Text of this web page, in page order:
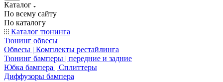
Каталог
По всему сайту
По каталогу
Каталог тюнинга
Тюнинг обвесы
Обвесы | Комплекты рестайлинга
Тюнинг бамперы | передние и задние
Юбка бампера | Сплиттеры
Диффузоры бампера